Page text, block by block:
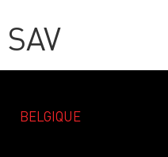
SAV
BELGIQUE